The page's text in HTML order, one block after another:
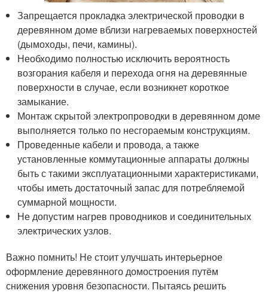
Запрещается прокладка электрической проводки в
деревянном доме вблизи нагреваемых поверхностей
(дымоходы, печи, камины).
Необходимо полностью исключить вероятность
возгорания кабеля и перехода огня на деревянные
поверхности в случае, если возникнет короткое
замыкание.
Монтаж скрытой электропроводки в деревянном доме
выполняется только по несгораемым конструкциям.
Проведенные кабели и провода, а также
установленные коммутационные аппараты должны
быть с такими эксплуатационными характеристиками,
чтобы иметь достаточный запас для потребляемой
суммарной мощности.
Не допустим нагрев проводников и соединительных
электрических узлов.
Важно помнить! Не стоит улучшать интерьерное
оформление деревянного домостроения путём
снижения уровня безопасности. Пытаясь решить